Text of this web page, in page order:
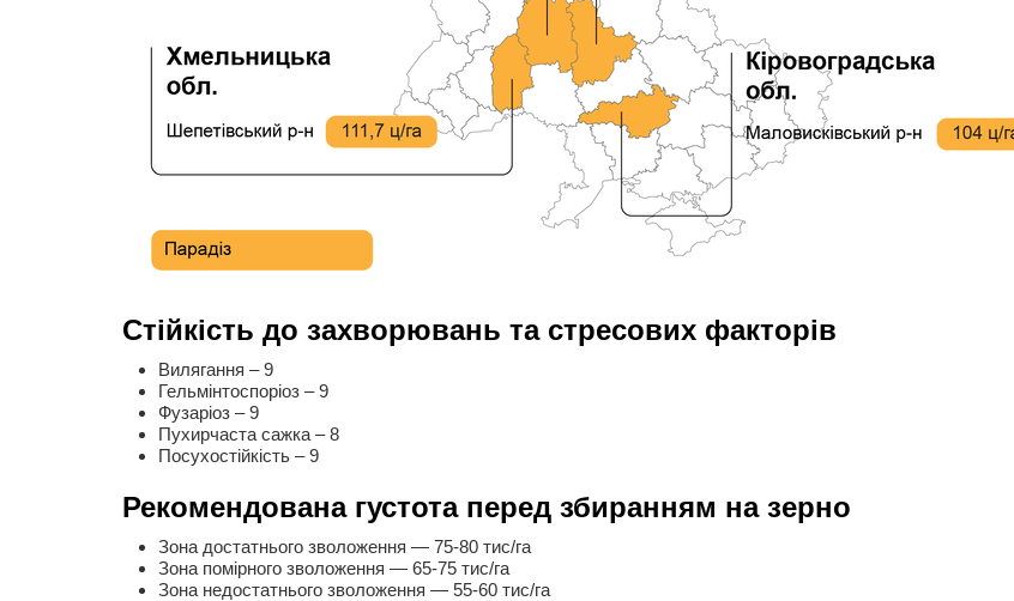
Стійкість до захворювань та стресових факторів
Вилягання – 9
Гельмінтоспоріоз – 9
Фузаріоз – 9
Пухирчаста сажка – 8
Посухостійкість – 9
Рекомендована густота перед збиранням на зерно
Зона достатнього зволоження — 75-80 тис/га
Зона помірного зволоження — 65-75 тис/га
Зона недостатнього зволоження — 55-60 тис/га